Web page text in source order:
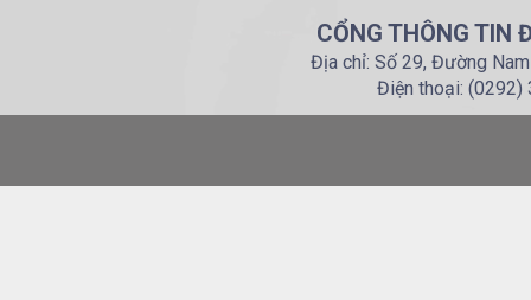
CỔNG THÔNG TIN
Địa chỉ: Số 29, Đường
Điện thoại: (0292)